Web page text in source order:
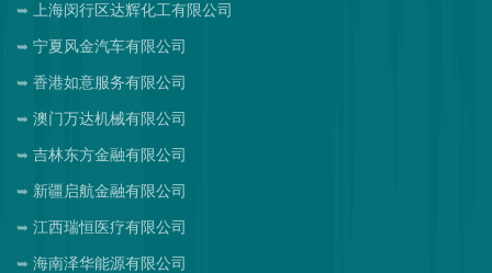
上海闵行区达辉化工有限公司
宁夏风金汽车有限公司
香港如意服务有限公司
澳门万达机械有限公司
吉林东方金融有限公司
新疆启航金融有限公司
江西瑞恒医疗有限公司
海南泽华能源有限公司